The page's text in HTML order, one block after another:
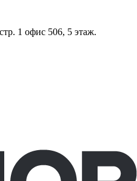
1 офис 506, 5 этаж.